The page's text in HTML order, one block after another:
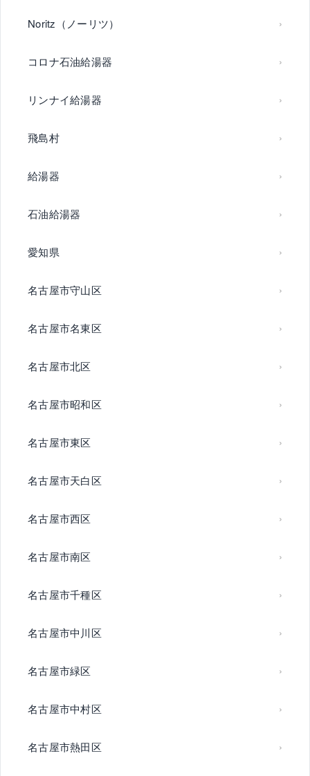
Noritz（ノーリツ）
コロナ石油給湯器
リンナイ給湯器
飛島村
給湯器
石油給湯器
愛知県
名古屋市守山区
名古屋市名東区
名古屋市北区
名古屋市昭和区
名古屋市東区
名古屋市天白区
名古屋市西区
名古屋市南区
名古屋市千種区
名古屋市中川区
名古屋市緑区
名古屋市中村区
名古屋市熱田区